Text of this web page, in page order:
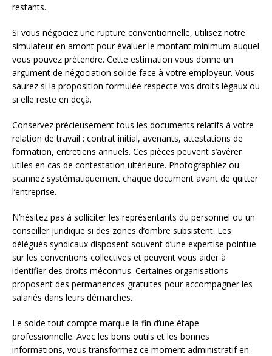
restants.
Si vous négociez une rupture conventionnelle, utilisez notre
simulateur en amont pour évaluer le montant minimum auquel
vous pouvez prétendre. Cette estimation vous donne un
argument de négociation solide face à votre employeur. Vous
saurez si la proposition formulée respecte vos droits légaux ou
si elle reste en deçà.
Conservez précieusement tous les documents relatifs à votre
relation de travail : contrat initial, avenants, attestations de
formation, entretiens annuels. Ces pièces peuvent s’avérer
utiles en cas de contestation ultérieure. Photographiez ou
scannez systématiquement chaque document avant de quitter
l’entreprise.
N’hésitez pas à solliciter les représentants du personnel ou un
conseiller juridique si des zones d’ombre subsistent. Les
délégués syndicaux disposent souvent d’une expertise pointue
sur les conventions collectives et peuvent vous aider à
identifier des droits méconnus. Certaines organisations
proposent des permanences gratuites pour accompagner les
salariés dans leurs démarches.
Le solde tout compte marque la fin d’une étape
professionnelle. Avec les bons outils et les bonnes
informations, vous transformez ce moment administratif en